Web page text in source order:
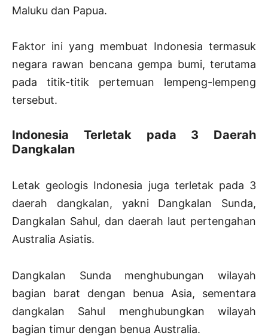
Maluku dan Papua.
Faktor ini yang membuat Indonesia termasuk
negara rawan bencana gempa bumi, terutama
pada titik-titik pertemuan lempeng-lempeng
tersebut.
Indonesia Terletak pada 3 Daerah
Dangkalan
Letak geologis Indonesia juga terletak pada 3
daerah dangkalan, yakni Dangkalan Sunda,
Dangkalan Sahul, dan daerah laut pertengahan
Australia Asiatis.
Dangkalan Sunda menghubungan wilayah
bagian barat dengan benua Asia, sementara
dangkalan Sahul menghubungkan wilayah
bagian timur dengan benua Australia.